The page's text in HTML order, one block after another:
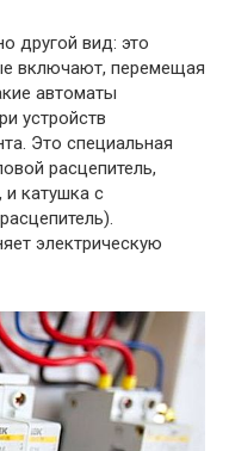
другой вид: это
включают, перемещая
автоматы
устройств
Это специальная
расцепитель,
катушка с
электрическую